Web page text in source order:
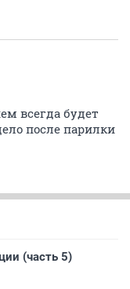
всегда будет
после парилки
(часть 5)